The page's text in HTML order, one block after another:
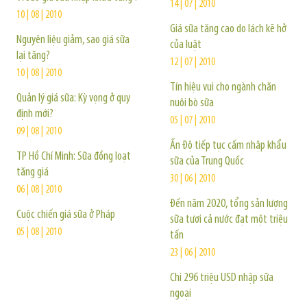
10 | 08 | 2010
Nguyên liệu giảm, sao giá sữa
lại tăng?
10 | 08 | 2010
Quản lý giá sữa: Kỳ vọng ở quy
định mới?
09 | 08 | 2010
TP Hồ Chí Minh: Sữa đồng loạt
tăng giá
06 | 08 | 2010
Cuộc chiến giá sữa ở Pháp
05 | 08 | 2010
14 | 07 | 2010
Giá sữa tăng cao do lách kẽ hở
của luật
12 | 07 | 2010
Tín hiệu vui cho ngành chăn
nuôi bò sữa
05 | 07 | 2010
Ấn Độ tiếp tục cấm nhập khẩu
sữa của Trung Quốc
30 | 06 | 2010
Ðến năm 2020, tổng sản lượng
sữa tươi cả nước đạt một triệu
tấn
23 | 06 | 2010
Chi 296 triệu USD nhập sữa
ngoại